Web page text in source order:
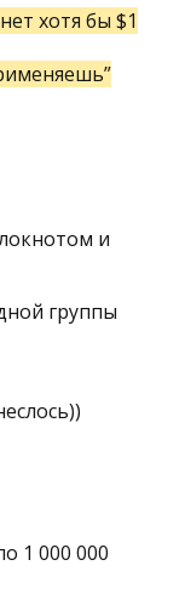
хотя бы $1
и
группы
1 000 000